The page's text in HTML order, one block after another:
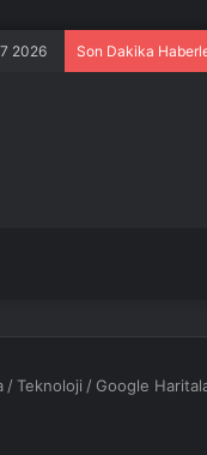
2026 Son Dakika
/Teknoloji / Google